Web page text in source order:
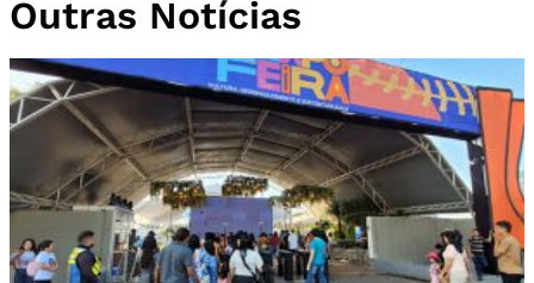
Outras Notícias